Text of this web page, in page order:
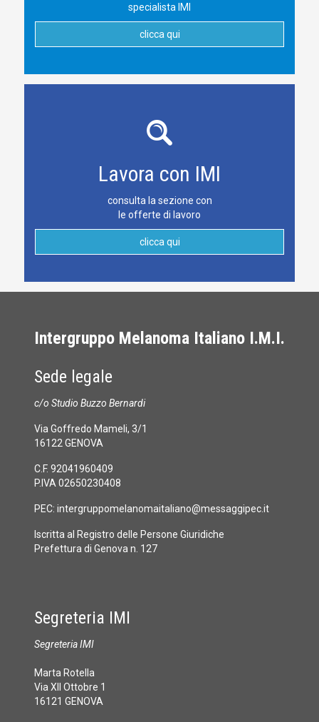
specialista IMI
clicca qui
Lavora con IMI
consulta la sezione con
le offerte di lavoro
clicca qui
Intergruppo Melanoma Italiano I.M.I.
Sede legale
c/o Studio Buzzo Bernardi
Via Goffredo Mameli, 3/1
16122 GENOVA
C.F. 92041960409
P.IVA 02650230408
PEC: intergruppomelanomaitaliano@messaggipec.it
Iscritta al Registro delle Persone Giuridiche
Prefettura di Genova n. 127
Segreteria IMI
Segreteria IMI
Marta Rotella
Via XII Ottobre 1
16121 GENOVA